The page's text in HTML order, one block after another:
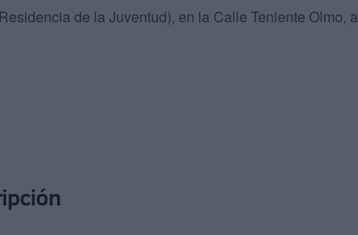
de la Juventud), en la Calle Teniente Olmo, a